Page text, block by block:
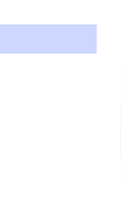
7